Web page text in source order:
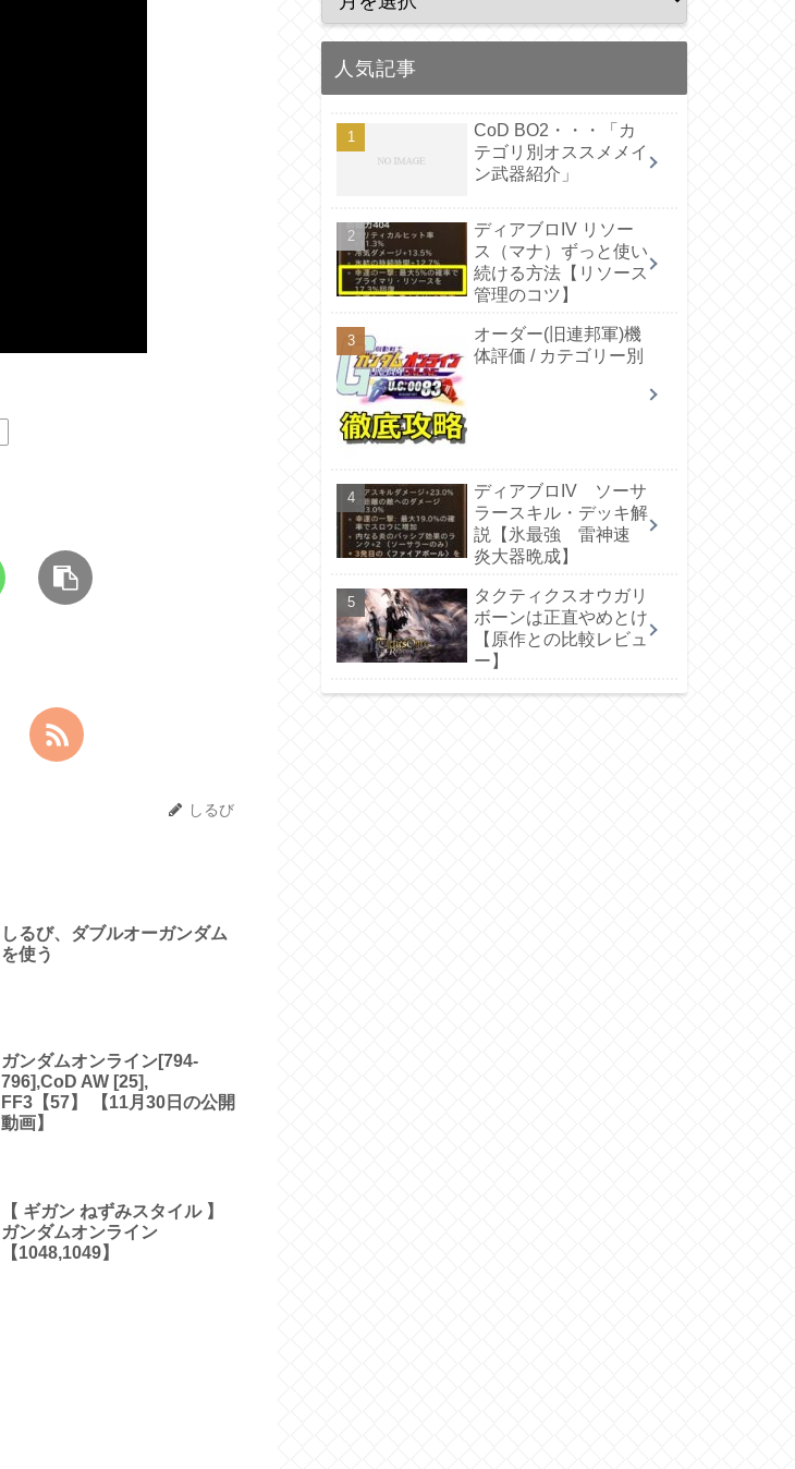
しるび
しるび、ダブルオーガンダム
を使う
ガンダムオンライン[794-
796],CoD AW [25],
FF3【57】 【11月30日の公開
動画】
【 ギガン ねずみスタイル 】
ガンダムオンライン
【1048,1049】
人気記事
CoD BO2・・・「カ
テゴリ別オススメメイ
ン武器紹介」
ディアブロIV リソー
ス（マナ）ずっと使い
続ける方法【リソース
管理のコツ】
オーダー(旧連邦軍)機
体評価 / カテゴリー別
ディアブロIV ソーサ
ラースキル・デッキ解
説【氷最強 雷神速
炎大器晩成】
タクティクスオウガリ
ボーンは正直やめとけ
【原作との比較レビュ
ー】